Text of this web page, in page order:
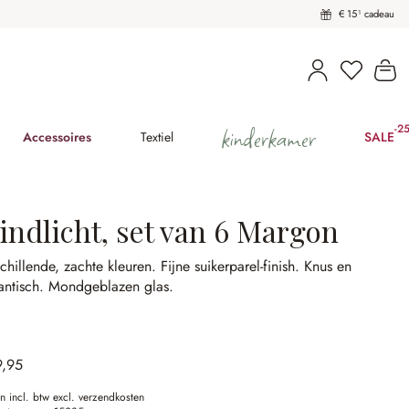
€ 15¹ cadeau
U heeft
Accessoires Textiel kinderkamer SALE-
set van 6 Margon
zachte kleuren. Fijne suikerparel-finish. Knus en
Mondgeblazen glas.
incl. btw excl. verzendkosten